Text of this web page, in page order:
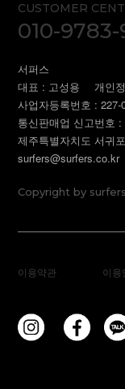
CUSTOMER
010-
서퍼스
대표 : 고성용
개인
사업자등록번호 :
통신판매업 신고번호 :
제주특별자치도 서귀
surfers@surfers.co.kr
Copyright by
이용약관 이용